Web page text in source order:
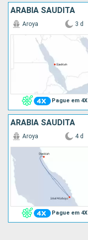
ARABIA SAUDITA
Pague em 4X
Aroya 3 d
ARABIA SAUDITA
Pague em 4X
Aroya 4 d